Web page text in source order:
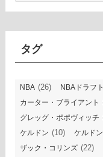
カ
タグ
NBA (26) NBAドラフ
カーター・ブライアント
グレッグ・ポポヴィッチ
ケルドン (10) ケルド
ザック・コリンズ (22)